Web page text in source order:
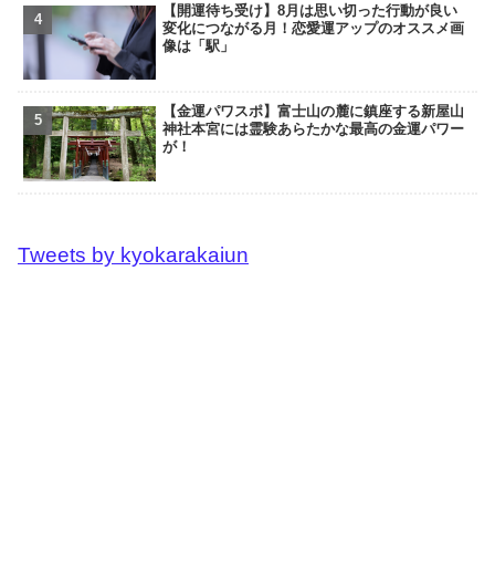
【開運待ち受け】8月は思い切った行動が良い
変化につながる月！恋愛運アップのオススメ画
像は「駅」
【金運パワスポ】富士山の麓に鎮座する新屋山
神社本宮には霊験あらたかな最高の金運パワー
が！
Tweets by kyokarakaiun